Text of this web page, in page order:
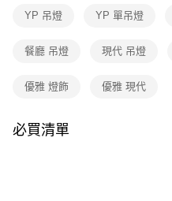
【「AFTEE先享後付」結帳流程】
結帳頁面，進行簡訊認證並確認金
３．收到繳費通知簡訊後14天內，
ATM／網路銀行／等多元方式進行
購買商品的店家。未經商家同意取
後付繳納相關費用。
每筆NT$180，滿NT$5,000(含以
YP 吊燈 YP 單吊燈
餐廳 吊燈 現代 吊燈
優雅 燈飾 優雅 現代
必買清單